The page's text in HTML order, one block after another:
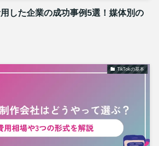
した企業の成功事例5選！媒体別の
TikTokの基本